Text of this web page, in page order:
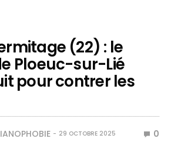
(22) : le
Ploeuc-sur-Lié
pour contrer les
29 OCTOBRE 2025 0